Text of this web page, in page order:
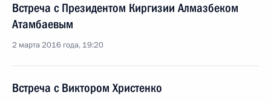
Встреча с Президентом Киргизии Алмазбеком
Атамбаевым
2 марта 2016 года, 19:20
Встреча с Виктором Христенко